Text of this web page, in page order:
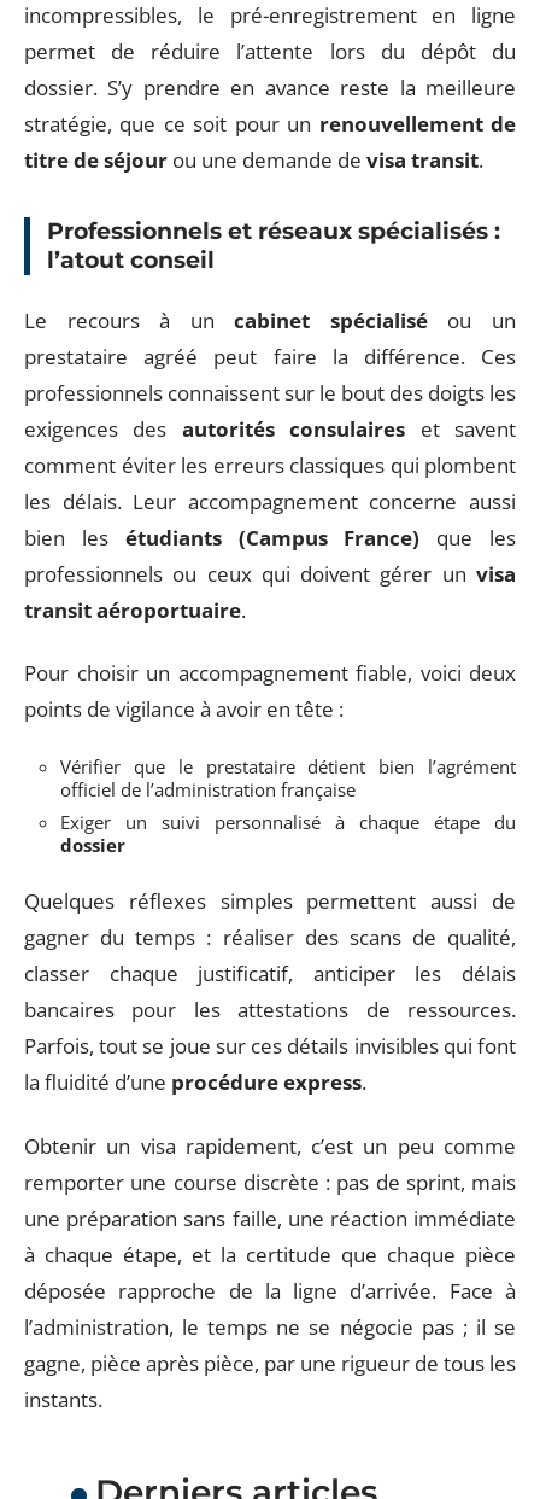
incompressibles, le pré-enregistrement en ligne
permet de réduire l’attente lors du dépôt du
dossier. S’y prendre en avance reste la meilleure
stratégie, que ce soit pour un renouvellement de
titre de séjour ou une demande de visa transit.
Professionnels et réseaux spécialisés :
l’atout conseil
Le recours à uncabinet spécialiséou un
prestataire agréé peut faire la différence. Ces
professionnels connaissent sur le bout des doigts les
exigences des autorités consulaires et savent
comment éviter les erreurs classiques qui plombent
les délais. Leur accompagnement concerne aussi
bien les étudiants (Campus France) que les
professionnels ou ceux qui doivent gérer un visa
transit aéroportuaire.
Pour choisir un accompagnement fiable, voici deux
points de vigilance à avoir en tête :
Vérifier que le prestataire détient bien l’agrément
officiel de l’administration française
Exiger un suivi personnalisé à chaque étape du
dossier
Quelques réflexes simples permettent aussi de
gagner du temps : réaliser des scans de qualité,
classer chaque justificatif, anticiper les délais
bancaires pour les attestations de ressources.
Parfois, tout se joue sur ces détails invisibles qui font
la fluidité d’une procédure express.
Obtenir un visa rapidement, c’est un peu comme
remporter une course discrète : pas de sprint, mais
une préparation sans faille, une réaction immédiate
à chaque étape, et la certitude que chaque pièce
déposée rapproche de la ligne d’arrivée. Face à
l’administration, le temps ne se négocie pas ; il se
gagne, pièce après pièce, par une rigueur de tous les
instants.